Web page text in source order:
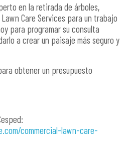
en la retirada de árboles,
Care Services para un trabajo
para programar su consulta
a crear un paisaje más seguro y
obtener un presupuesto
commercial-lawn-care-